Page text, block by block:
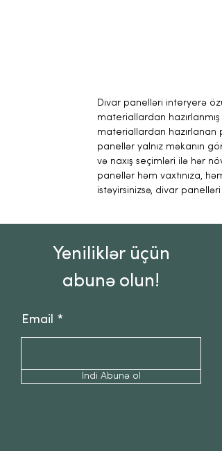
Divar panelləri interyerə
materiallardan
materiallardan hazırlanan
panellər yalnız məkanın
və naxış seçimləri ilə hər
panellər həm vaxtınıza,
istəyirsinizsə, divar
Yeniliklər üçün
abunə olun!
Email
İndi Abunə ol